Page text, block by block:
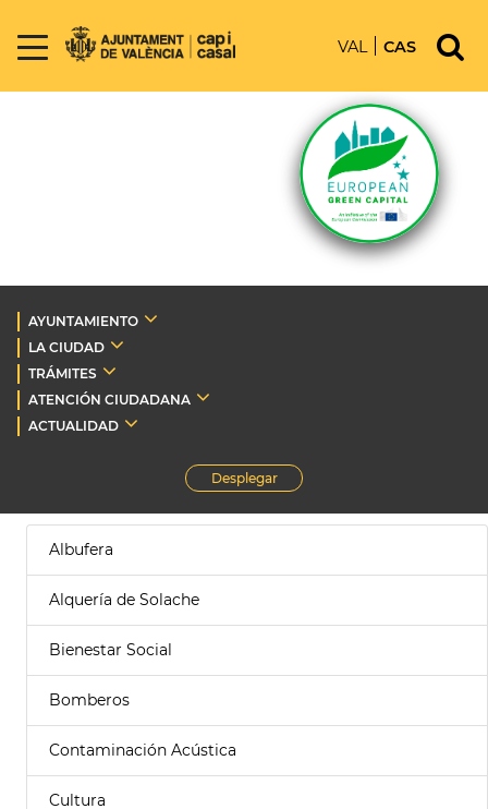
VAL CAS
AYUNTAMIENTO
LA CIUDAD
TRÁMITES
ATENCIÓN CIUDADANA
ACTUALIDAD
Desplegar
Albufera
Alquería de Solache
Bienestar Social
Bomberos
Contaminación Acústica
Cultura